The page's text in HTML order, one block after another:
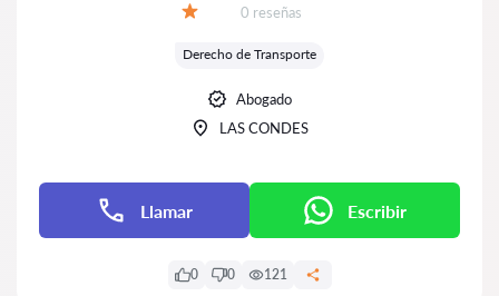
Número de reseñas:
0 reseñas
Derecho de Transporte
Abogado
LAS CONDES
Llamar Escribir
0 0 121